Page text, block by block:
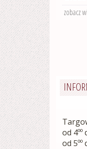
zobacz
od
od